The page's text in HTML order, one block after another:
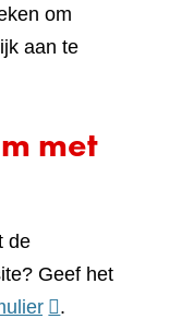
om
aan te
met
de
Geef het
(verwijst
.